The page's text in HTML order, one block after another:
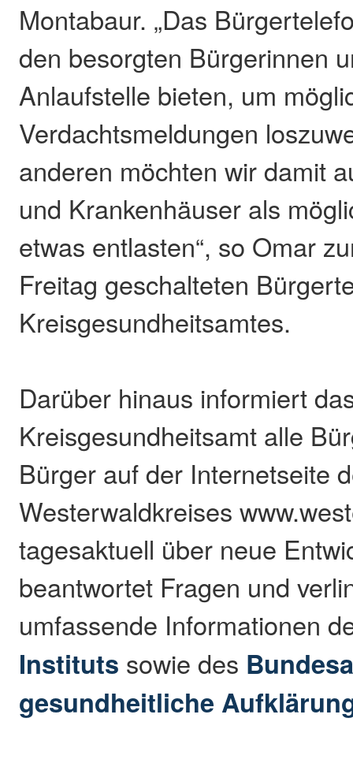
Montabaur. „Das
den besorgten Bürgerinnen
Anlaufstelle bieten, um
Verdachtsmeldungen
anderen möchten wir damit
und Krankenhäuser als
etwas entlasten“, so Omar
Freitag geschalteten
Kreisgesundheitsamtes.
Darüber hinaus informiert
Kreisgesundheitsamt alle
Bürger auf der Internetseite
Westerwaldkreises
tagesaktuell über neue
beantwortet Fragen und
umfassende Informationen
Instituts sowie des
gesundheitliche